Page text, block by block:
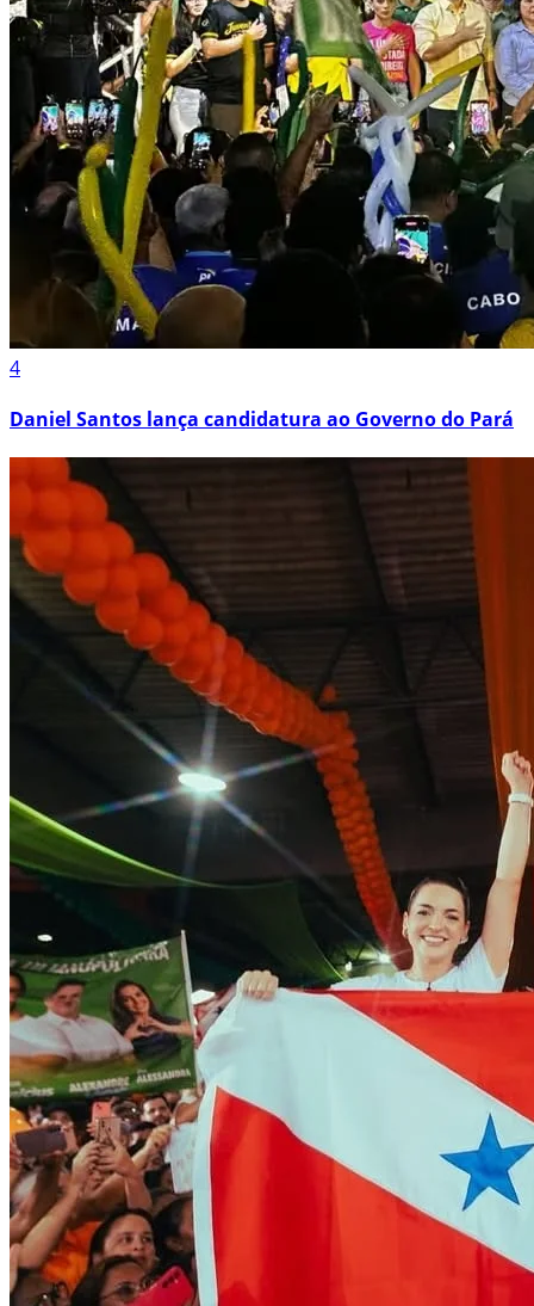
4
Daniel Santos lança candidatura ao Governo do Pará